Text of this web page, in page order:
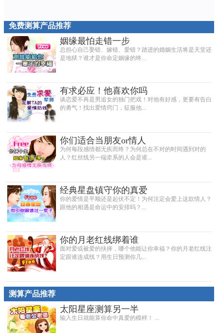
免费测算产品推荐
姻缘最怕走错一步
总担心自己娶错、嫁错、爱错？踏进的婚姻生活将是天堂还
是地狱？谁才是你命定姻缘的终...
有求必应！他喜欢你吗
谈恋爱不再是男追女的独门把戏！对他有好感，更要有告白
的勇气！找出爱情窍门，征服他...
你们适合当朋友or情人
为何每段感情都无疾而终？为何总在不对的时间遇到对的
人？红丝线另一端牵系的人会是谁...
经典星盘镇守你的真爱
你的爱情是平顺还是起伏不定！为何注定会爱上这款情人？
跟他的相遇是命运中的安排吗？...
你的月老红线绑着谁
面对爱或被爱的抉择，哪个他能让你幸福？你的月老红线注
定跟谁连成线？用生日预测你几...
测算产品推荐
太阳星座测算另一半
输入生日就能算你命中真爱的模样！ ...